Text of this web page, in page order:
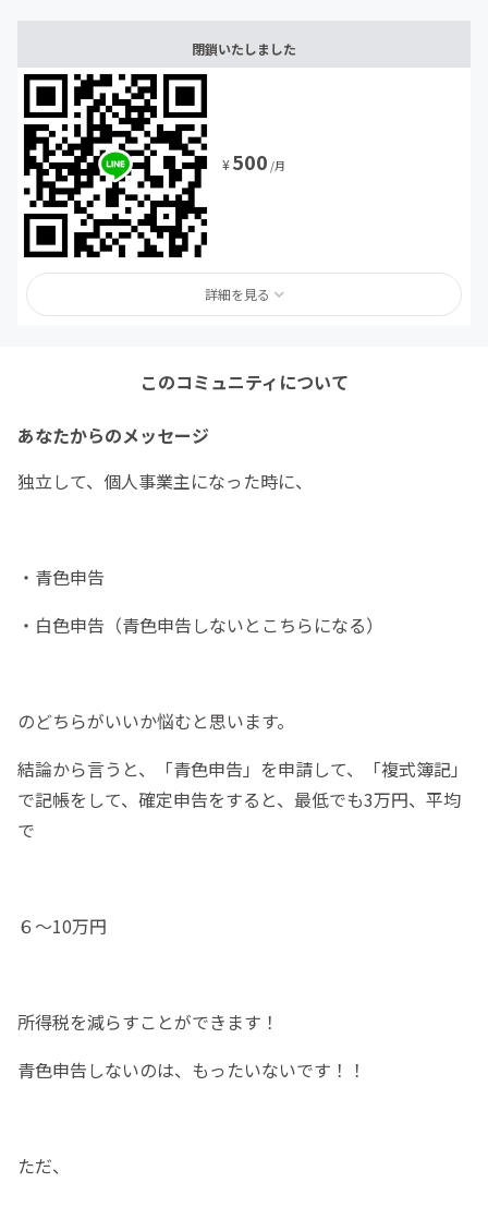
閉鎖いたしました
¥500 /月
詳細を見る
このコミュニティについて
あなたからのメッセージ
独立して、個人事業主になった時に、
・青色申告
・白色申告（青色申告しないとこちらになる）
のどちらがいいか悩むと思います。
結論から言うと、「青色申告」を申請して、「複式簿記」
で記帳をして、確定申告をすると、最低でも3万円、平均
で
６〜10万円
所得税を減らすことができます！
青色申告しないのは、もったいないです！！
ただ、